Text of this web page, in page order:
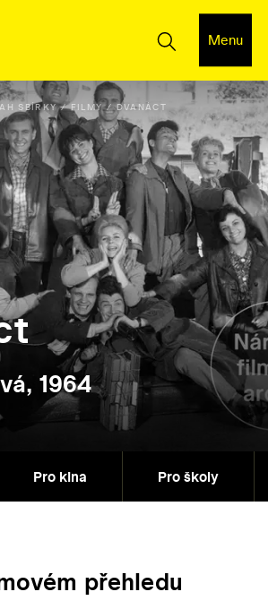
Menu
SBÍRKY FILMY DVANÁCT
1964
Pro kina Pro školy
přehledu